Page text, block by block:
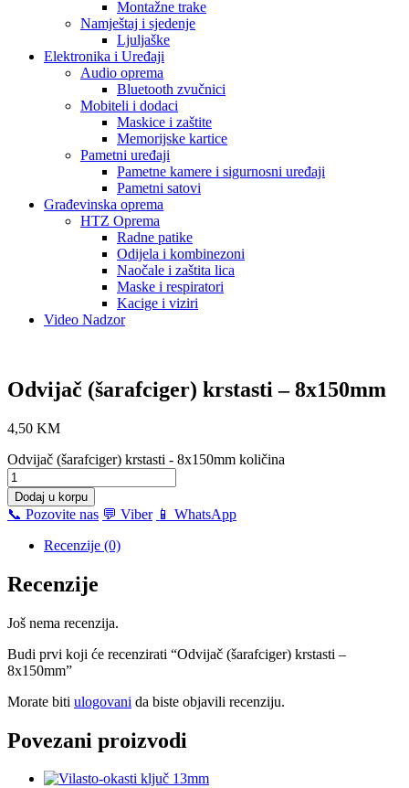
Montažne trake
Namještaj i sjedenje
Ljuljaške
Elektronika i Uređaji
Audio oprema
Bluetooth zvučnici
Mobiteli i dodaci
Maskice i zaštite
Memorijske kartice
Pametni uređaji
Pametne kamere i sigurnosni uređaji
Pametni satovi
Građevinska oprema
HTZ Oprema
Radne patike
Odijela i kombinezoni
Naočale i zaštita lica
Maske i respiratori
Kacige i viziri
Video Nadzor
Odvijač (šarafciger) krstasti – 8x150mm
4,50 KM
Odvijač (šarafciger) krstasti - 8x150mm količina
Dodaj u korpu
📞 Pozovite nas 💬 Viber 📱 WhatsApp
Recenzije (0)
Recenzije
Još nema recenzija.
Budi prvi koji će recenzirati “Odvijač (šarafciger) krstasti –
8x150mm”
Morate biti ulogovani da biste objavili recenziju.
Povezani proizvodi